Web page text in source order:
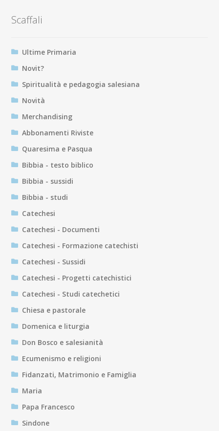
Scaffali
Ultime Primaria
Novit?
Spiritualità e pedagogia salesiana
Novità
Merchandising
Abbonamenti Riviste
Quaresima e Pasqua
Bibbia - testo biblico
Bibbia - sussidi
Bibbia - studi
Catechesi
Catechesi - Documenti
Catechesi - Formazione catechisti
Catechesi - Sussidi
Catechesi - Progetti catechistici
Catechesi - Studi catechetici
Chiesa e pastorale
Domenica e liturgia
Don Bosco e salesianità
Ecumenismo e religioni
Fidanzati, Matrimonio e Famiglia
Maria
Papa Francesco
Sindone